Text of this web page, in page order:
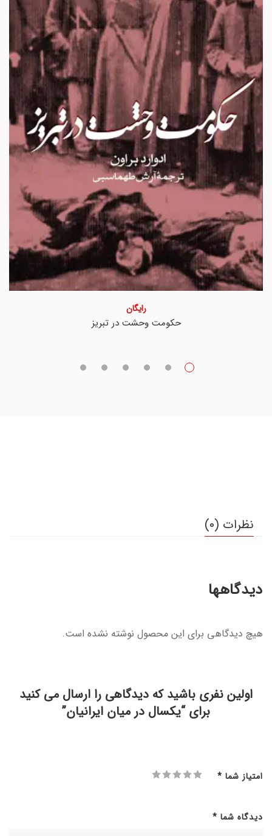
حکومت وحشت در تبریز
رایگان
نظرات (0)
دیدگاهها
هیچ دیدگاهی برای این محصول نوشته نشده است.
اولین نفری باشید که دیدگاهی را ارسال می کنید
برای “یکسال در میان ایرانیان”
امتیاز شما *
دیدگاه شما *